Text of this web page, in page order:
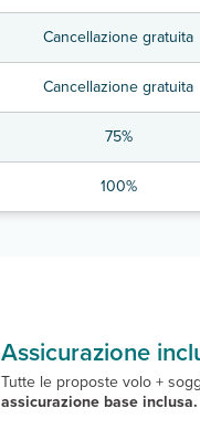
Cancellazione gratuita
Cancellazione gratuita
75%
100%
Assicurazione
Tutte le proposte volo +
assicurazione base inclusa.